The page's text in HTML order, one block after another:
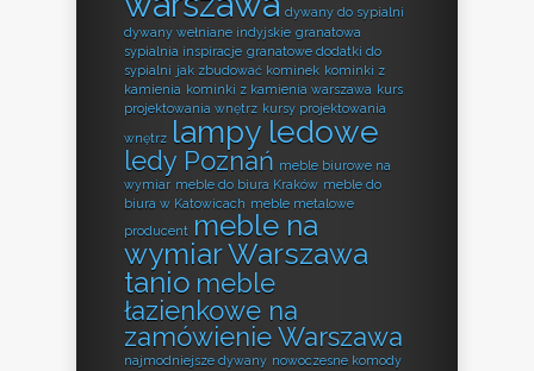
dywany do sypialni
dywany wełniane indyjskie granatowa
sypialnia inspiracje granatowe dodatki do
sypialni jak zbudować kominek kominki z
kamienia kominki z kamienia warszawa kurs
projektowania wnętrz kursy projektowania
wnętrz lampy ledowe
ledy Poznań meble biurowe na
wymiar meble do biura Kraków meble do
biura w Katowicach meble metalowe
producent meble na
wymiar Warszawa
tanio meble
łazienkowe na
zamówienie Warszawa
najmodniejsze dywany nowoczesne komody